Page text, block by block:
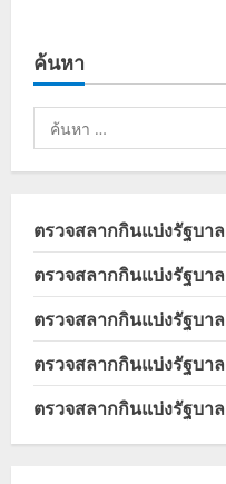
อยู่
87
กัมพูชา
ไป
ค้นหา
ค้นหา
สำหรับ:
ตรวจสลากกินแบ่งรัฐบา
ตรวจสลากกินแบ่งรัฐบา
ตรวจสลากกินแบ่งรัฐบา
ตรวจสลากกินแบ่งรัฐบา
ตรวจสลากกินแบ่งรัฐบา